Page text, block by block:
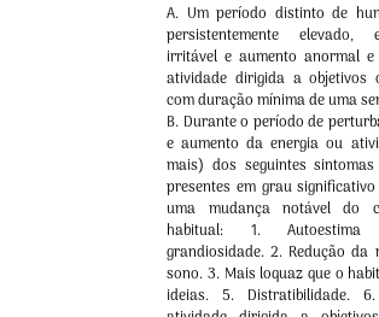
A. Um período distinto de
persistentemente elevado,
irritável e aumento anormal
atividade dirigida a objetivos
com duração mínima de uma
B. Durante o período de
e aumento da energia ou
mais) dos seguintes
presentes em grau
uma mudança notável do
habitual: 1.
grandiosidade. 2. Redução da
sono. 3. Mais loquaz que o
ideias. 5. Distratibilidade.